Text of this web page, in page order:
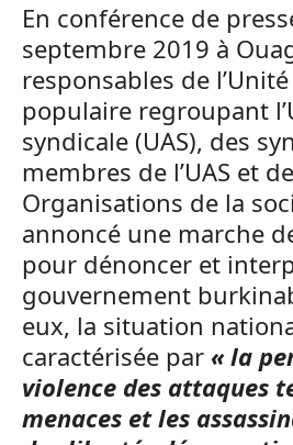
En conférence de
septembre 2019 à
responsables de l’Unité
populaire regroupant
syndicale (UAS), des
membres de l’UAS et
Organisations de la
annoncé une marche
pour dénoncer et
gouvernement
eux, la situation
caractérisée par « la
violence des attaques
menaces et les